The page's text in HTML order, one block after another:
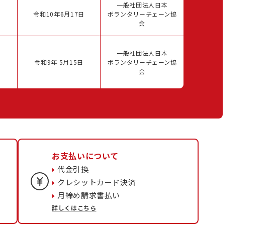
令和10年6月17日
一般社団法人日本
ボランタリーチェーン協
会
令和9年 5月15日
一般社団法人日本
ボランタリーチェーン協
会
お支払いについて
代金引換
クレシットカード決済
月締め請求書払い
詳しくはこちら